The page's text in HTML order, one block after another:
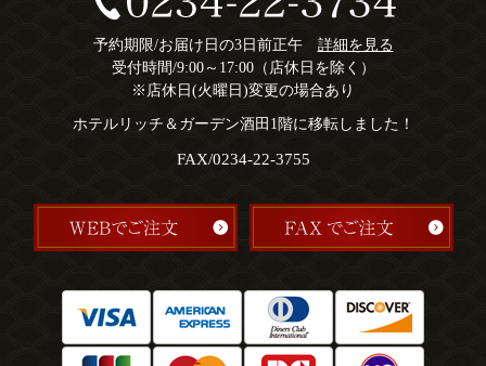
予約期限/お届け日の3日前正午 詳細を見る
受付時間/9:00～17:00（店休日を除く）
※店休日(火曜日)変更の場合あり
ホテルリッチ＆ガーデン酒田1階に移転しました！
FAX/0234-22-3755